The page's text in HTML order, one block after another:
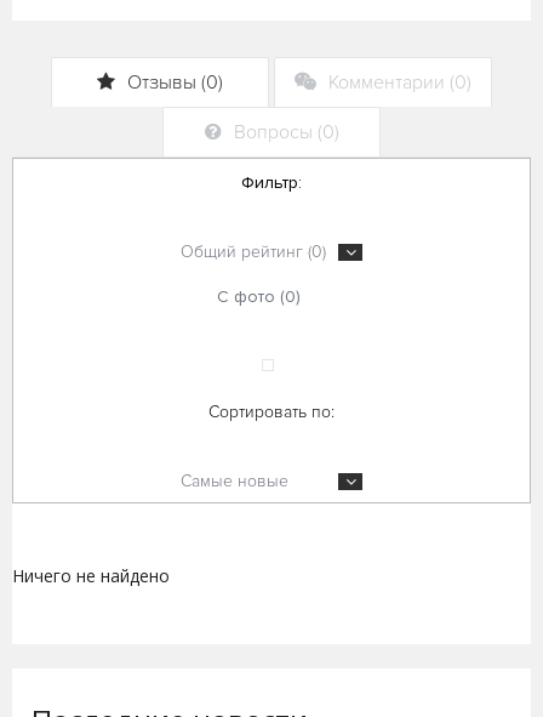
Отзывы (0) Комментарии (0)
Вопросы (0)
Фильтр:
Общий рейтинг (0)
С фото (0)
Сортировать по:
Самые новые
Ничего не найдено